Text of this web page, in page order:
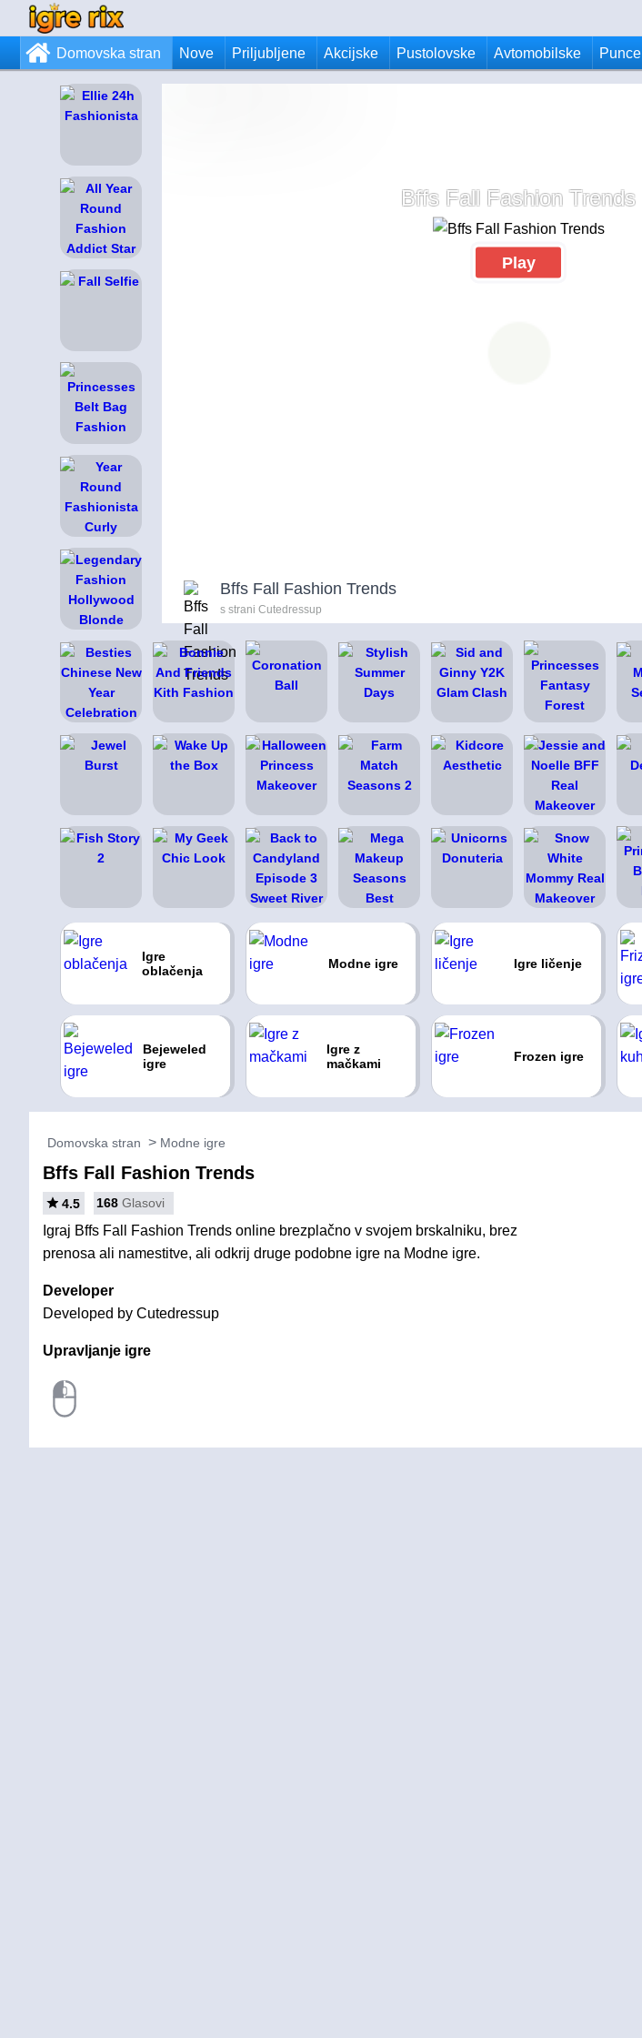
Domovska stran Nove Priljubljene Akcijske Pustolovske Avtomobilske Punce
Bffs Fall Fashion Trends
Play
Bffs Fall Fashion Trends
s strani Cutedressup
Igre
oblačenja
Modne igre Igre ličenje
Bejeweled
igre
Igre z
mačkami
Frozen igre
Domovska stran Modne igre
Bffs Fall Fashion Trends
4.5 168 Glasovi
Igraj Bffs Fall Fashion Trends online brezplačno v svojem brskalniku, brez
prenosa ali namestitve, ali odkrij druge podobne igre na Modne igre.
Developer
Developed by Cutedressup
Upravljanje igre